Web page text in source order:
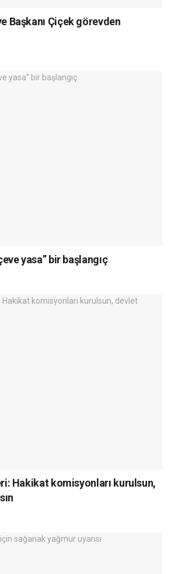
Başkanı Çiçek görevden
yasa” bir başlangıç
Hakikat komisyonları kurulsun,